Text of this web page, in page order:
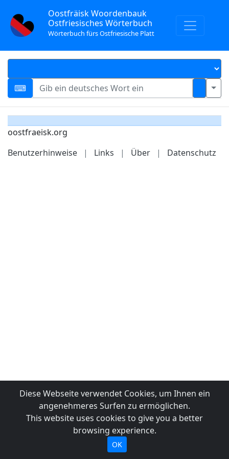
Oostfräisk Woordenbauk
Ostfriesisches Wörterbuch
Wörterbuch fürs Ostfriesische Platt
oostfraeisk.org
Benutzerhinweise
| Links | Über | Datenschutz
Diese Webseite verwendet Cookies, um Ihnen ein
angenehmeres Surfen zu ermöglichen.
This website uses cookies to give you a better
browsing experience.
OK